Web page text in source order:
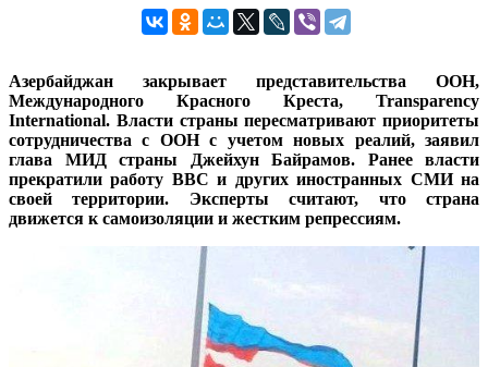
Азербайджан закрывает представительства ООН,
Международного Красного Креста, Transparency
International. Власти страны пересматривают приоритеты
сотрудничества с ООН с учетом новых реалий, заявил
глава МИД страны Джейхун Байрамов. Ранее власти
прекратили работу BBC и других иностранных СМИ на
своей территории. Эксперты считают, что страна
движется к самоизоляции и жестким репрессиям.